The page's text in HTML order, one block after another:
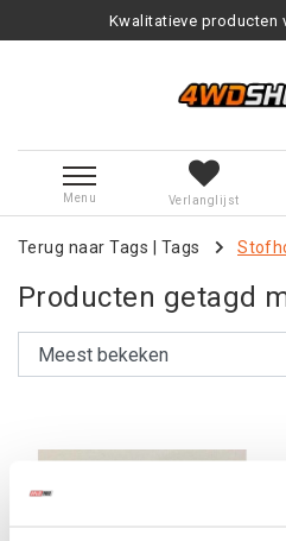
Kwalitatieve producten
Menu Verlanglijst
Terug naar Tags Tags
Producten getagd